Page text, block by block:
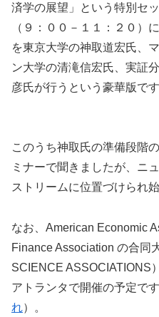
済学の展望」という特別セ
（９：００－１１：２０）
を東京大学の神取道宏氏、
ン大学の清滝信宏氏、実証
彦氏が行うという豪華版です
このうち神取氏の準備段階
ミナーで聞きましたが、ニ
ストリームに位置づけられ
なお、American Economic
Finance Association の合同
SCIENCE ASSOCIATIONS
アトランタで開催の予定で
れ）。